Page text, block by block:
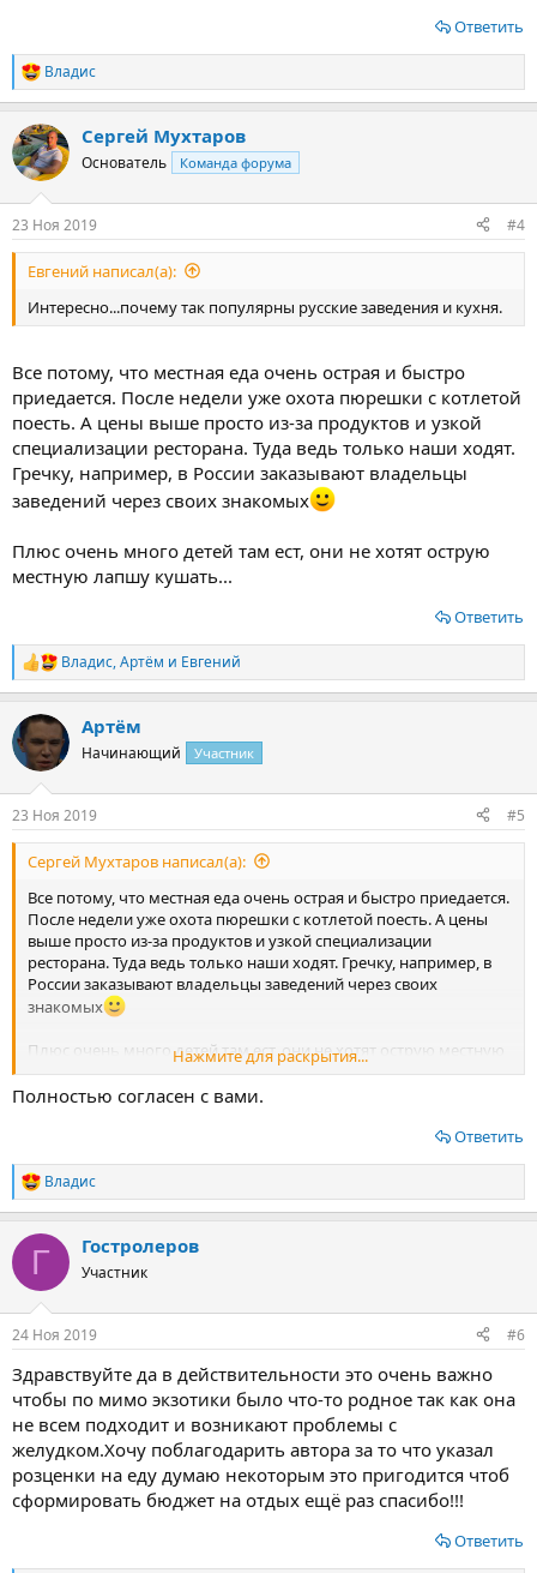
Ответить
Р
е
к
ц
и
Владис
Сергей Мухтаров
Основатель Команда форума
23 Ноя 2019 #4
Евгений написал(а):
Интересно...почему так популярны русские заведения и кухня.
Все потому, что местная еда очень острая и быстро
приедается. После недели уже охота пюрешки с котлетой
поесть. А цены выше просто из-за продуктов и узкой
специализации ресторана. Туда ведь только наши ходят.
Гречку, например, в России заказывают владельцы
заведений через своих знакомых
Плюс очень много детей там ест, они не хотят острую
местную лапшу кушать...
Ответить
Р
е
к
ц
и
Владис,Артём и Евгений
Артём
Начинающий Участник
23 Ноя 2019 #5
Сергей Мухтаров написал(а):
Все потому, что местная еда очень острая и быстро приедается.
После недели уже охота пюрешки с котлетой поесть. А цены
выше просто из-за продуктов и узкой специализации
ресторана. Туда ведь только наши ходят. Гречку, например, в
России заказывают владельцы заведений через своих
знакомых
Плюс очень много детей там ест, они не хотят острую местную
лапшу кушать...
Нажмите для раскрытия...
Полностью согласен с вами.
Ответить
Р
е
к
и
Владис
Г Гостролеров
Участник
24 Ноя 2019 #6
Здравствуйте да в действительности это очень важно
чтобы по мимо экзотики было что-то родное так как она
не всем подходит и возникают проблемы с
желудком.Хочу поблагодарить автора за то что указал
розценки на еду думаю некоторым это пригодится чтоб
сформировать бюджет на отдых ещё раз спасибо!!!
Ответить